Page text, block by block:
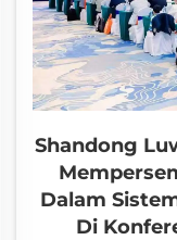
Shandong
Dalam
Di